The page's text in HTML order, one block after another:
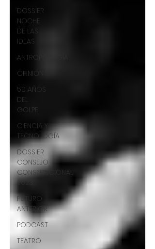
DOSSIER
NOCHE
DE LAS
IDEAS
ANTROPOLOGÍA
OPINIÓN
50 AÑOS
DEL
GOLPE
CIENCIA Y
TECNOLOGÍA
DOSSIER
CONSEJO
CONSTITUCIONAL
2023
FUTURO
ANTERIOR
PODCAST
TEATRO